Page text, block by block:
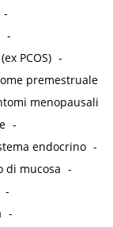
-
-
PCOS) -
premestruale
menopausali
-
endocrino -
di mucosa -
-
-